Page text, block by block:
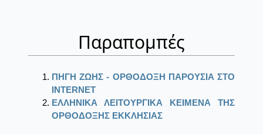
Παραπομπές
ΠΗΓΗ ΖΩΗΣ - ΟΡΘΟΔΟΞΗ ΠΑΡΟΥΣΙΑ ΣΤΟ
ΙΝΤΕRΝΕΤ
ΕΛΛΗΝΙΚΑ ΛΕΙΤΟΥΡΓΙΚΑ ΚΕΙΜΕΝΑ ΤΗΣ
ΟΡΘΟΔΟΞΗΣ ΕΚΚΛΗΣΙΑΣ